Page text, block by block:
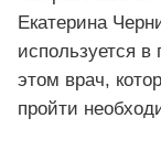
Екатерина
используется
этом врач,
пройти